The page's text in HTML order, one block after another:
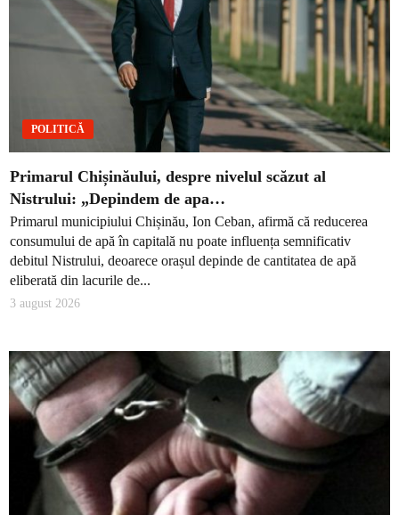
POLITICĂ
Primarul Chișinăului, despre nivelul scăzut al
Nistrului: „Depindem de apa…
Primarul municipiului Chișinău, Ion Ceban, afirmă că reducerea
consumului de apă în capitală nu poate influența semnificativ
debitul Nistrului, deoarece orașul depinde de cantitatea de apă
eliberată din lacurile de...
3 august 2026